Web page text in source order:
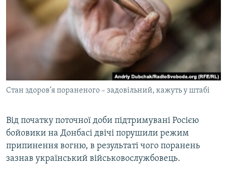
КИТАЙ.ВИКЛИКИ
МУЛЬТИМЕДІА
ФОТО
СПЕЦПРОЄКТИ
ПОДКАСТИ
РУС
УКР
КТАТ
Стан здоров’я пораненого – задовільний, кажуть у штабі
Від початку поточної доби підтримувані Росією
бойовики на Донбасі двічі порушили режим
припинення вогню, в результаті чого поранень
зазнав український військовослужбовець.